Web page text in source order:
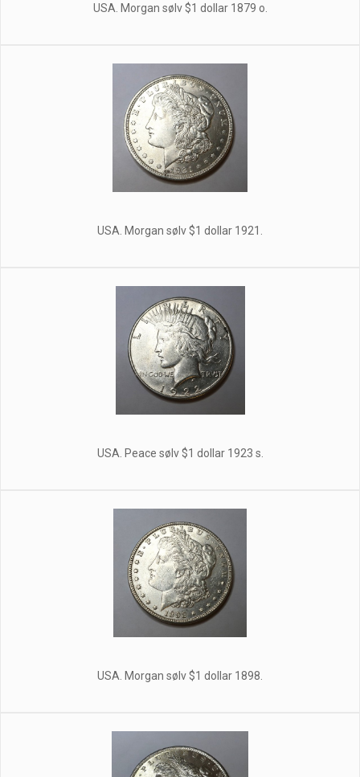
USA. Morgan sølv $1 dollar 1879 o.
USA. Morgan sølv $1 dollar 1921.
USA. Peace sølv $1 dollar 1923 s.
USA. Morgan sølv $1 dollar 1898.